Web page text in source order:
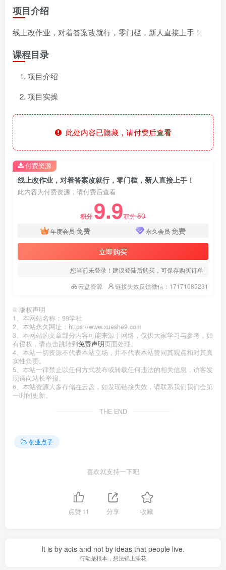
项目介绍
线上改作业，对着答案改就行，零门槛，新人直接上手！
课程目录
项目介绍
项目实操
此处内容已隐藏，请付费后查看
线上改作业，对着答案改就行，零门槛，新人直接上手！
此内容为付费资源，请付费后查看
积分 9.9积分50
年度会员 免费 永久会员 免费
立即购买
您当前未登录！建议登陆后购买，可保存购买订单
云盘资源
链接失效反馈微信：17171085231
付费资源
© 版权声明
1、本网站名称：99学社
2、本站永久网址：https://www.xueshe9.com
3、本网站的文章部分内容可能来源于网络，仅供大家学习与参考，如
有侵权，请点击跳转到免责声明页面处理。
4、本站一切资源不代表本站立场，并不代表本站赞同其观点和对其真
实性负责。
5、本站一律禁止以任何方式发布或转载任何违法的相关信息，访客发
现请向站长举报。
6、本站资源大多存储在云盘，如发现链接失效，请联系我们我们会第
一时间更新。
THE END
创业点子
喜欢就支持一下吧
点赞11 分享 收藏
It is by acts and not by ideas that people live.
行动是根本，想法锦上添花